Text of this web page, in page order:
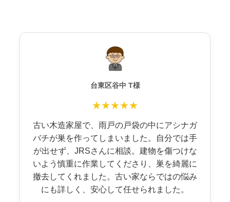
台東区谷中 T様
★★★★★
古い木造家屋で、雨戸の戸袋の中にアシナガ
バチが巣を作ってしまいました。自分では手
が出せず、JRSさんに相談。建物を傷つけな
いよう慎重に作業してくださり、巣を綺麗に
撤去してくれました。古い家ならではの悩み
にも詳しく、安心して任せられました。